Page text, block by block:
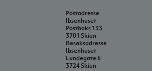
Postadresse
Ibsenhuset
Postboks 133
3701 Skien
Besøksadresse
Ibsenhuset
Lundegate 6
3724 Skien